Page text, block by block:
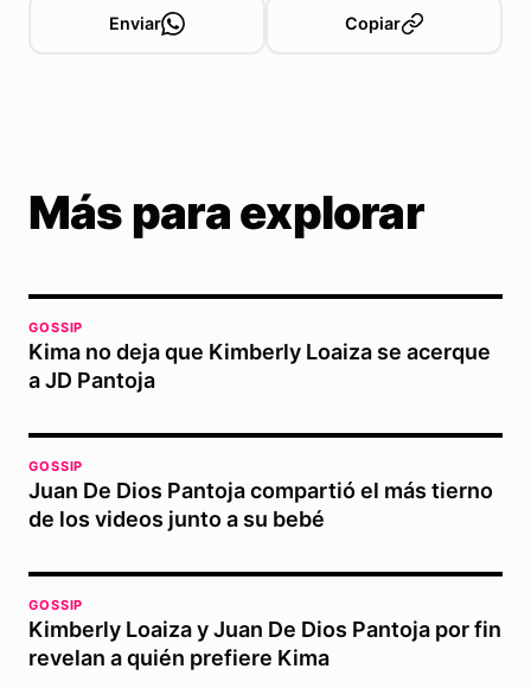
Enviar Copiar
Más para explorar
GOSSIP
Kima no deja que Kimberly Loaiza se acerque
a JD Pantoja
GOSSIP
Juan De Dios Pantoja compartió el más tierno
de los videos junto a su bebé
GOSSIP
Kimberly Loaiza y Juan De Dios Pantoja por fin
revelan a quién prefiere Kima